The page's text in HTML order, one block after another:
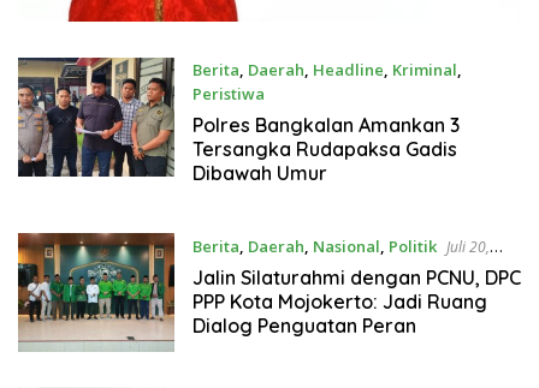
Berita, Daerah, Headline, Kriminal,
Peristiwa
Juli 21, 2026
Polres Bangkalan Amankan 3
Tersangka Rudapaksa Gadis
Dibawah Umur
Berita, Daerah, Nasional, Politik Juli 20,
2026
Jalin Silaturahmi dengan PCNU, DPC
PPP Kota Mojokerto: Jadi Ruang
Dialog Penguatan Peran